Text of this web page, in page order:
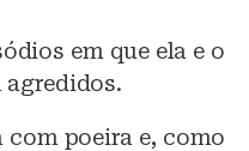
em que ela e o
agredidos.
com poeira e, como